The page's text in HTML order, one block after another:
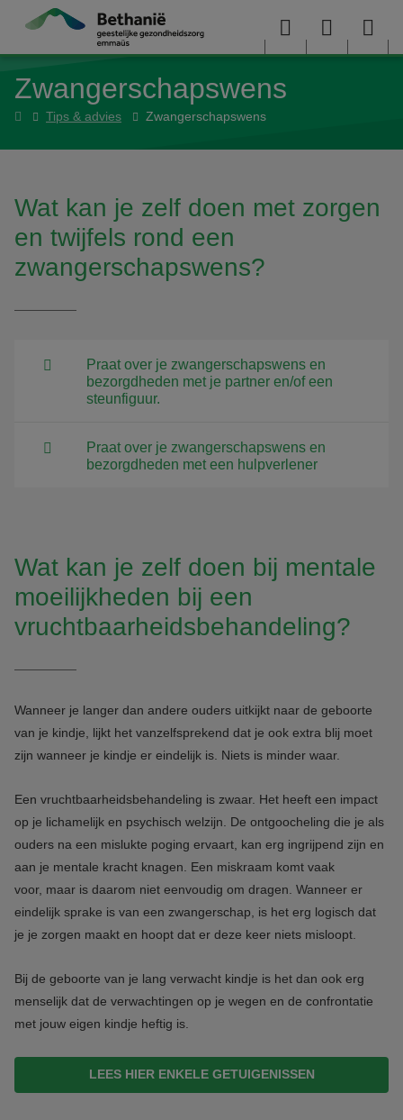
Overslaan en naar de inhoud gaan
Menu User
Zwangerschapswens
HomeTips & advies Zwangerschapswens
Wat kan je zelf doen met zorgen
en twijfels rond een
zwangerschapswens?
Praat over je zwangerschapswens en
bezorgdheden met je partner en/of een
steunfiguur.
Praat over je zwangerschapswens en
bezorgdheden met een hulpverlener
Wat kan je zelf doen bij mentale
moeilijkheden bij een
vruchtbaarheidsbehandeling?
Wanneer je langer dan andere ouders uitkijkt naar de geboorte
van je kindje, lijkt het vanzelfsprekend dat je ook extra blij moet
zijn wanneer je kindje er eindelijk is. Niets is minder waar.
Een vruchtbaarheidsbehandeling is zwaar. Het heeft een impact
op je lichamelijk en psychisch welzijn. De ontgoocheling die je als
ouders na een mislukte poging ervaart, kan erg ingrijpend zijn en
aan je mentale kracht knagen. Een miskraam komt vaak
voor, maar is daarom niet eenvoudig om dragen. Wanneer er
eindelijk sprake is van een zwangerschap, is het erg logisch dat
je je zorgen maakt en hoopt dat er deze keer niets misloopt.
Bij de geboorte van je lang verwacht kindje is het dan ook erg
menselijk dat de verwachtingen op je wegen en de confrontatie
met jouw eigen kindje heftig is.
LEES HIER ENKELE GETUIGENISSEN